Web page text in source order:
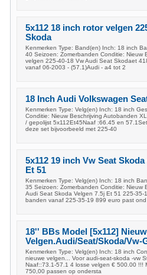
5x112 18 inch rotor velgen
Skoda
Kenmerken Type: Band(en) Inch: 18 inch
40 Seizoen: Zomerbanden Conditie: Nieuw
velgen 225-40-18 Vw Audi Seat Skodaet
vanaf 06-2003 - (57.1)Audi - a4 tot 2
18 Inch Audi Volkswagen
Kenmerken Type: Velg(en) Inch: 18 inch
Conditie: Nieuw Beschrijving Autobanden
/ gepolijst 5x112Et45Naaf :66.45 en
deze set bijvoorbeeld met 225-40
5x112 19 inch Vw Seat
Et 51
Kenmerken Type: Velg(en) Inch: 18 inch
35 Seizoen: Zomerbanden Conditie: Nieuw
Audi Seat Skoda Velgen 7.5j Et 51 225-
banden vanaf 225-35-19 899 euro past ond
18'' BBs Model [5x112]
Velgen.Audi/Seat/Skoda/Vw-
Kenmerken Type: Velg(en) Inch: 18 inch
nieuwe velgen... Voor audi-seat-skoda -vw
Naaf::73.1-57.1 4 losse velgen € 500.00 !!!
750,00 passen op ondersta